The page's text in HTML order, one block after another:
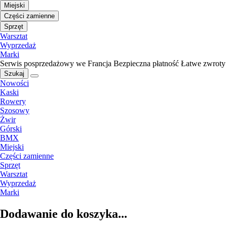
Miejski
Części zamienne
Sprzęt
Warsztat
Wyprzedaż
Marki
Serwis posprzedażowy we Francja Bezpieczna płatność Łatwe zwroty
Szukaj
Nowości
Kaski
Rowery
Szosowy
Żwir
Górski
BMX
Miejski
Części zamienne
Sprzęt
Warsztat
Wyprzedaż
Marki
Dodawanie do koszyka...